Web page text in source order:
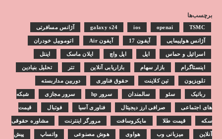
برچسب‌ها
galaxy s24 ios openai TSMC آژانس مسافرتی
آژانس هواپیمایی آیفون 17 آیفون Air اتوموبیل خودران
اسرائیل و حماس اپل اپل واچ ایلان ماسک اینتل
اینستاگرام بازار سهام بازاریابی آنلاین تتر تحلیل بنیادین
تلویزیون تین کلاینت حقوق فناوری دوربین مداربسته
رباتیک سئو سالمندان سرور hp سرور مجازی شبکه
های اجتماعی صرافی ارز دیجیتال فناوری آسیا فوتبال قیمت
سکه قیمت طلا مایکروسافت مرورگر اینترنت مشاوره حقوقی
آنلاین میزبانی وب هواوی هوش مصنوعی واتساپ پیش